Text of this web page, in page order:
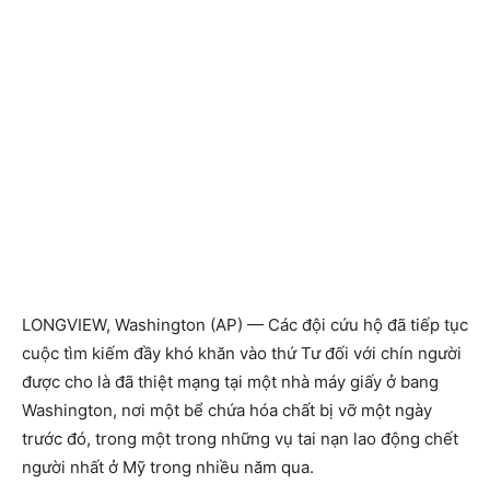
LONGVIEW, Washington (AP) — Các đội cứu hộ đã tiếp tục
cuộc tìm kiếm đầy khó khăn vào thứ Tư đối với chín người
được cho là đã thiệt mạng tại một nhà máy giấy ở bang
Washington, nơi một bể chứa hóa chất bị vỡ một ngày
trước đó, trong một trong những vụ tai nạn lao động chết
người nhất ở Mỹ trong nhiều năm qua.